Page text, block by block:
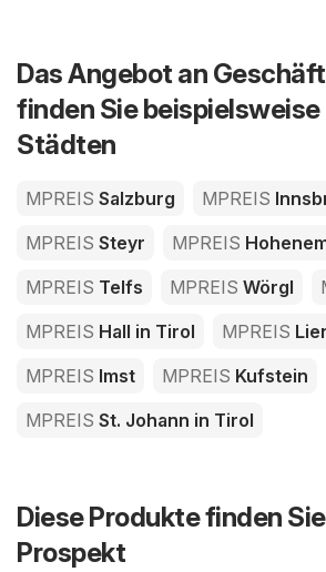
Das Angebot an
finden Sie beispielsweise
Städten
MPREIS Salzburg MPREIS
MPREIS Steyr MPREIS
MPREIS Telfs MPREIS Wörgl
MPREIS Hall in Tirol MPREIS
MPREIS Imst MPREIS Kufstein
MPREIS St. Johann in Tirol
Diese Produkte finden
Prospekt